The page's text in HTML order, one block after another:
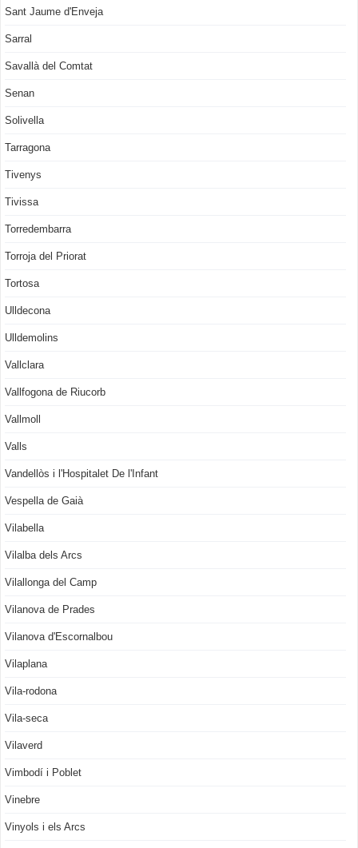
Sant Jaume d'Enveja
Sarral
Savallà del Comtat
Senan
Solivella
Tarragona
Tivenys
Tivissa
Torredembarra
Torroja del Priorat
Tortosa
Ulldecona
Ulldemolins
Vallclara
Vallfogona de Riucorb
Vallmoll
Valls
Vandellòs i l'Hospitalet De l'Infant
Vespella de Gaià
Vilabella
Vilalba dels Arcs
Vilallonga del Camp
Vilanova de Prades
Vilanova d'Escornalbou
Vilaplana
Vila-rodona
Vila-seca
Vilaverd
Vimbodí i Poblet
Vinebre
Vinyols i els Arcs